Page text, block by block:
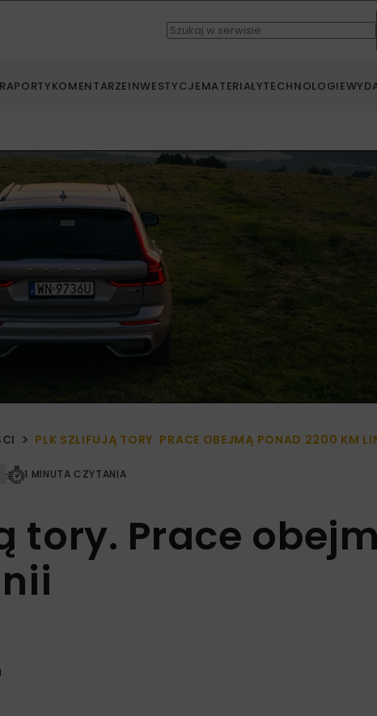
RAPORTYKOMENTARZEINWESTYCJEMATERIAŁYTECHNOLOGIE
PLK SZLIFUJĄ TORY. PRACE OBEJMĄ PONAD 2200 KM
1 MINUTA CZYTANIA
tory. Prace